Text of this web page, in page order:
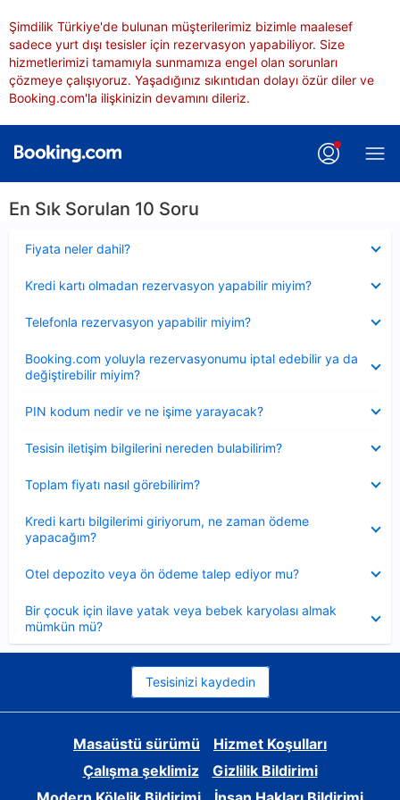
Şimdilik Türkiye'de bulunan müşterilerimiz bizimle maalesef
sadece yurt dışı tesisler için rezervasyon yapabiliyor. Size
hizmetlerimizi tamamıyla sunmamıza engel olan sorunları
çözmeye çalışıyoruz. Yaşadığınız sıkıntıdan dolayı özür diler ve
Booking.com'la ilişkinizin devamını dileriz.
En Sık Sorulan 10 Soru
Fiyata neler dahil?
Kredi kartı olmadan rezervasyon yapabilir miyim?
Telefonla rezervasyon yapabilir miyim?
Booking.com yoluyla rezervasyonumu iptal edebilir ya da
değiştirebilir miyim?
PIN kodum nedir ve ne işime yarayacak?
Tesisin iletişim bilgilerini nereden bulabilirim?
Toplam fiyatı nasıl görebilirim?
Kredi kartı bilgilerimi giriyorum, ne zaman ödeme
yapacağım?
Otel depozito veya ön ödeme talep ediyor mu?
Bir çocuk için ilave yatak veya bebek karyolası almak
mümkün mü?
Tesisinizi kaydedin
Masaüstü sürümü
Hizmet Koşulları
Çalışma şeklimiz
Gizlilik Bildirimi